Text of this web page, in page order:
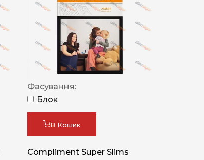
Фасування:
Блок
В Кошик
Compliment Super Slims